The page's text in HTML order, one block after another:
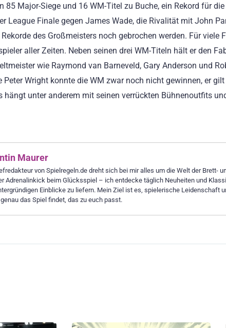
85 Major-Siege und 16 WM-Titel zu Buche, ein Rekord für
League Finale gegen James Wade, die Rivalität mit John
des Großmeisters noch gebrochen werden. Für viele
aller Zeiten. Neben seinen drei WM-Titeln hält er den
wie Raymond van Barneveld, Gary Anderson und
Peter Wright konnte die WM zwar noch nicht gewinnen, er
hängt unter anderem mit seinen verrückten Bühnenoutfits
Maurer
von Spielregeln.de dreht sich bei mir alles um die Welt der Brett-
Adrenalinkick beim Glücksspiel – ich entdecke täglich Neuheiten und
Einblicke zu liefern. Mein Ziel ist es, spielerische Leidenschaft
das Spiel findet, das zu euch passt.